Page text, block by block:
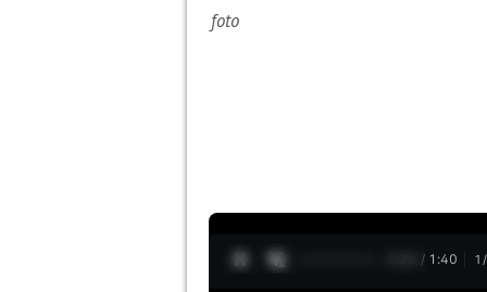
foto
0:27 / 1:40 1 /